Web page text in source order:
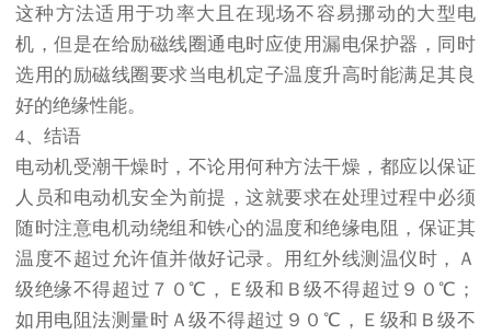
这种方法适用于功率大且在现场不容易挪动的大型电
机，但是在给励磁线圈通电时应使用漏电保护器，同时
选用的励磁线圈要求当电机定子温度升高时能满足其良
好的绝缘性能。
4、结语
电动机受潮干燥时，不论用何种方法干燥，都应以保证
人员和电动机安全为前提，这就要求在处理过程中必须
随时注意电机动绕组和铁心的温度和绝缘电阻，保证其
温度不超过允许值并做好记录。用红外线测温仪时，Ａ
级绝缘不得超过７０℃，Ｅ级和Ｂ级不得超过９０℃；
如用电阻法测量时Ａ级不得超过９０℃，Ｅ级和Ｂ级不